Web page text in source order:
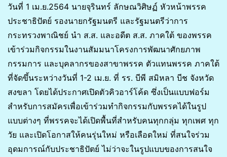
วันที่ 1 เม.ย.2564 นายจุรินทร์ ลักษณวิศิษฏ์ หัวหน้าพรรค
ประชาธิปัตย์ รองนายกรัฐมนตรี และรัฐมนตรีว่าการ
กระทรวงพาณิชย์ นำ ส.ส. และอดีต ส.ส. ภาคใต้ ของพรรค
เข้าร่วมกิจกรรมในงานสัมมนาโครงการพัฒนาศักยภาพ
กรรมการ และบุคลากรของสาขาพรรค ตัวแทนพรรค ภาคใต้
ที่จัดขึ้นระหว่างวันที่ 1-2 เม.ย. ที่ รร. บีพี สมิหลา บีช จังหวัด
สงขลา โดยได้ประกาศเปิดตัวคิวอาร์โค้ด ซึ่งเป็นแบบฟอร์ม
สำหรับการสมัครเพื่อเข้าร่วมทำกิจกรรมกับพรรคได้ในรูป
แบบต่างๆ ที่พรรคจะได้เปิดพื้นที่สำหรับคนทุกกลุ่ม ทุกเพศ ทุก
วัย และเปิดโอกาสให้คนรุ่นใหม่ หรือเลือดใหม่ ที่สนใจร่วม
อุดมการณ์กับประชาธิปัตย์ ไม่ว่าจะในรูปแบบของการสนใจ